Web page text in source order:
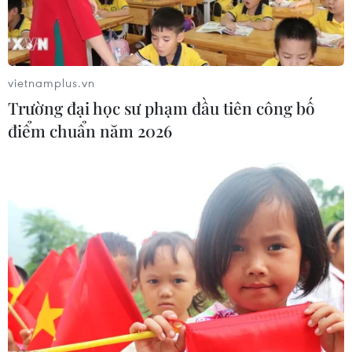
Teus).
Phối cảnh Cảng trung chuyển quốc tế Cần Giờ.
“Đây là sứ mệnh của VIMC để đưa ngành Hàng
hải nâng tầm cạnh tranh quốc gia; các hoạt
động dịch vụ đổi mới không còn dịch vụ truyền
thống ít giá trị, kết nối chuỗi trong hệ sinh thái
vietnamplus.vn
Trường đại học sư phạm đầu tiên công bố
điểm chuẩn năm 2026